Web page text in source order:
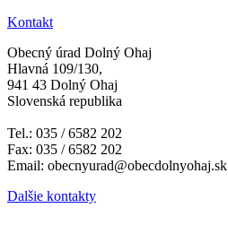
Kontakt
Obecný úrad Dolný Ohaj
Hlavná 109/130,
941 43 Dolný Ohaj
Slovenská republika
Tel.: 035 / 6582 202
Fax: 035 / 6582 202
Email: obecnyurad@obecdolnyohaj.sk
Dalšie kontakty